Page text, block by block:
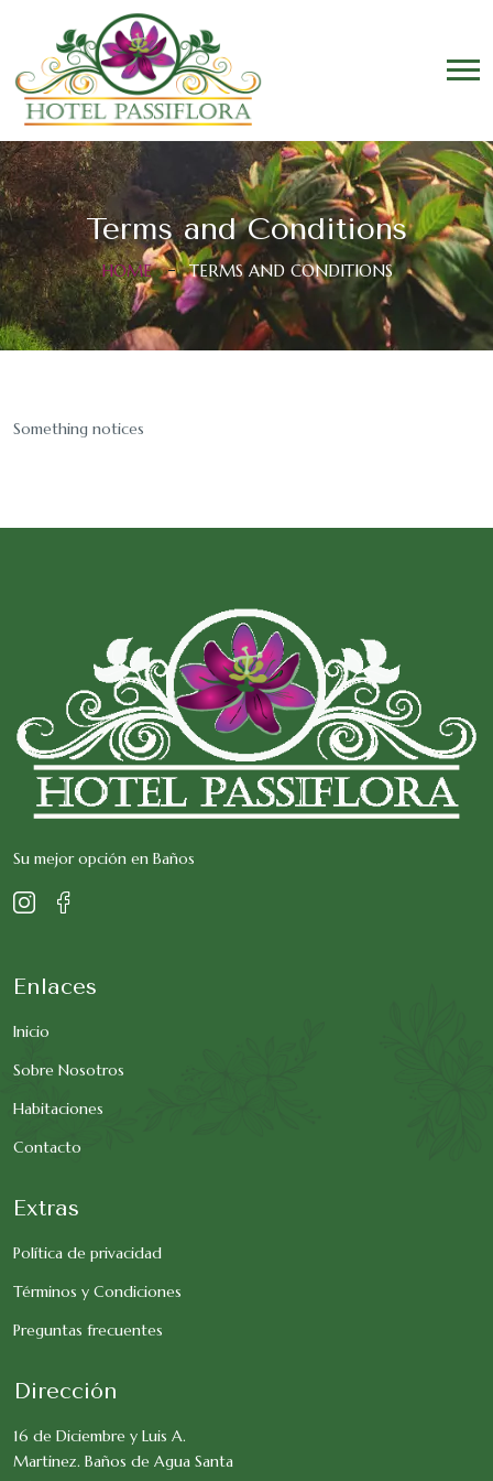
Terms and Conditions
HOME TERMS AND CONDITIONS
Something notices
Su mejor opción en Baños
Enlaces
Inicio
Sobre Nosotros
Habitaciones
Contacto
Extras
Política de privacidad
Términos y Condiciones
Preguntas frecuentes
Dirección
16 de Diciembre y Luis A.
Martinez. Baños de Agua Santa